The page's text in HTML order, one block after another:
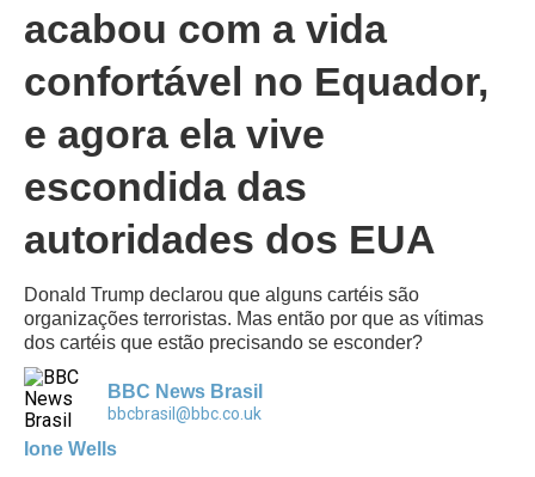
acabou com a vida
confortável no Equador,
e agora ela vive
escondida das
autoridades dos EUA
Donald Trump declarou que alguns cartéis são
organizações terroristas. Mas então por que as vítimas
dos cartéis que estão precisando se esconder?
BBC News Brasil
bbcbrasil@bbc.co.uk
Ione Wells